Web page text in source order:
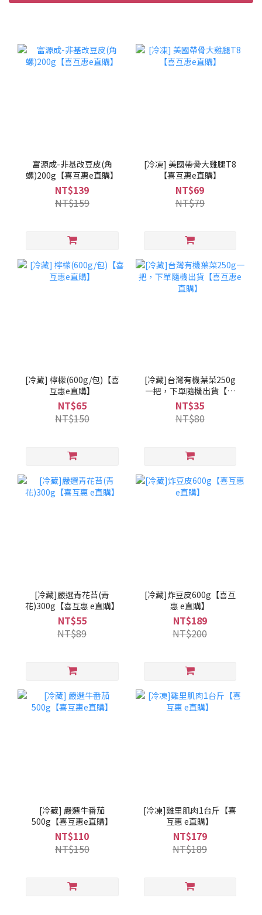
富源成-非基改豆皮(角
螺)200g【喜互惠e直購】
NT$139
NT$159
[冷凍] 美國帶骨大雞腿T8
【喜互惠e直購】
NT$69
NT$79
[冷藏] 檸檬(600g/包)【喜
互惠e直購】
NT$65
NT$150
[冷藏]台灣有機葉菜250g
一把，下單隨機出貨【喜
互惠e直購】
NT$35
NT$80
[冷藏]嚴選青花苔(青
花)300g【喜互惠 e直購】
NT$55
NT$89
[冷藏]炸豆皮600g【喜互
惠 e直購】
NT$189
NT$200
[冷藏] 嚴選牛番茄
500g【喜互惠e直購】
NT$110
NT$150
[冷凍]雞里肌肉1台斤【喜
互惠 e直購】
NT$179
NT$189